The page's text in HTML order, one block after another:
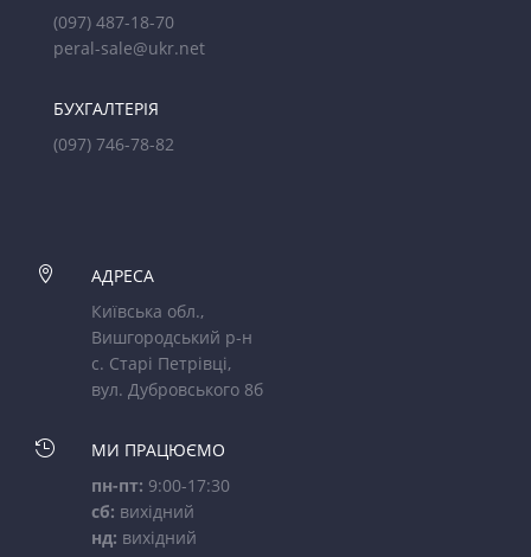
(097) 487-18-70
peral-sale@ukr.net
БУХГАЛТЕРІЯ
(097) 746-78-82

АДРЕСА
Київська обл.,
Вишгородський р-н
с. Старі Петрівці,
вул. Дубровського 8б

МИ ПРАЦЮЄМО
пн-пт: 9:00-17:30
сб: вихідний
нд: вихідний